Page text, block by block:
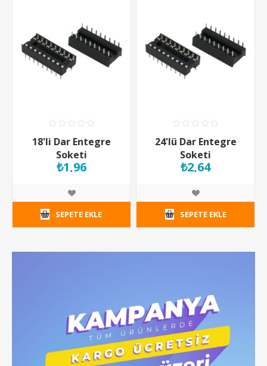
18'li Dar Entegre
Soketi
₺1,96
SEPETE EKLE
24'lü Dar Entegre
Soketi
₺2,64
SEPETE EKLE